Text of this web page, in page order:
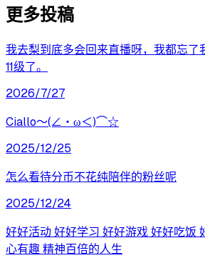
更多投稿
我去梨到底多会回来直播呀，我都忘了
11级了。
2026/7/27
‎Ciallo～(∠・ω＜)⌒☆
2025/12/25
怎么看待分币不花纯陪伴的粉丝呢
2025/12/24
好好活动 好好学习 好好游戏 好好吃饭
心有趣 精神百倍的人生